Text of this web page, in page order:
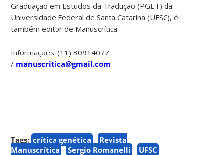
Graduação em Estudos da Tradução (PGET) da
Universidade Federal de Santa Catarina (UFSC), é
também editor de Manuscrítica.
Informações: (11) 30914077
/ manuscritica@gmail.com
Tags: crítica genética
Revista
Manuscrítica
Sergio Romanelli UFSC